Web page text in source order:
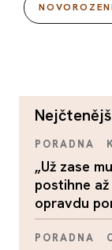
PORADNA
„Už zase
postihne
opravdu
PORADNA